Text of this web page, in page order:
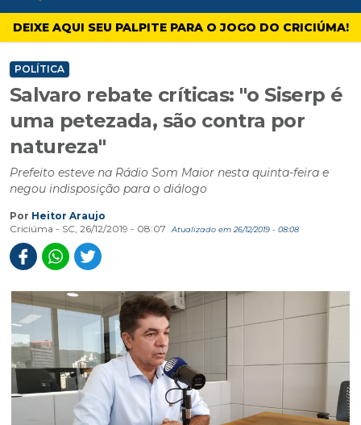
4oito
DEIXE AQUI SEU PALPITE PARA O JOGO DO CRICIÚMA!
POLÍTICA
Salvaro rebate críticas: "o Siserp é
uma petezada, são contra por
natureza"
Prefeito esteve na Rádio Som Maior nesta quinta-feira e
negou indisposição para o diálogo
Por Heitor Araujo
Criciúma - SC, 26/12/2019 - 08:07
Atualizado em 26/12/2019 - 08:08